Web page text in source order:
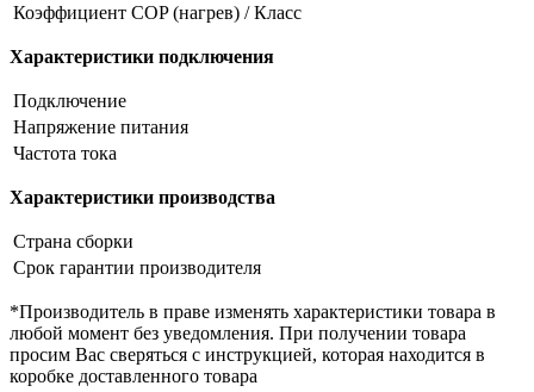
Коэффициент COP (нагрев) / Класс
Характеристики подключения
Подключение
Напряжение питания
Частота тока
Характеристики производства
Страна сборки
Срок гарантии производителя
*Производитель в праве изменять характеристики товара в
любой момент без уведомления. При получении товара
просим Вас сверяться с инструкцией, которая находится в
коробке доставленного товара